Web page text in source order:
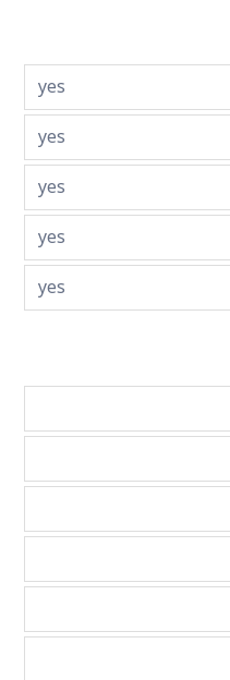
yes
yes
yes
yes
yes